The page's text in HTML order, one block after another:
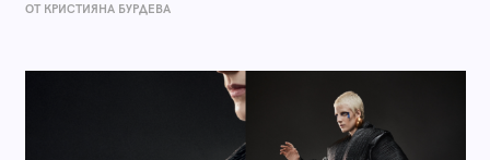
ОТ КРИСТИЯНА БУРДЕВА